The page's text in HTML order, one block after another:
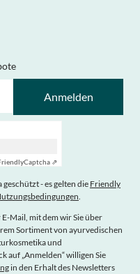
Anmelden
Captcha ⇗
- es gelten die Friendly
.
Mail, mit dem wir Sie über
Sortiment von ayurvedischen
und
auf „Anmelden“ willigen Sie
in den Erhalt des Newsletters